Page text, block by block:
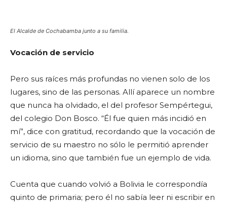
El Alcalde de Cochabamba junto a su familia.
Vocación de servicio
Pero sus raíces más profundas no vienen solo de los
lugares, sino de las personas. Allí aparece un nombre
que nunca ha olvidado, el del profesor Sempértegui,
del colegio Don Bosco. “Él fue quien más incidió en
mí”, dice con gratitud, recordando que la vocación de
servicio de su maestro no sólo le permitió aprender
un idioma, sino que también fue un ejemplo de vida.
Cuenta que cuando volvió a Bolivia le correspondía
quinto de primaria; pero él no sabía leer ni escribir en